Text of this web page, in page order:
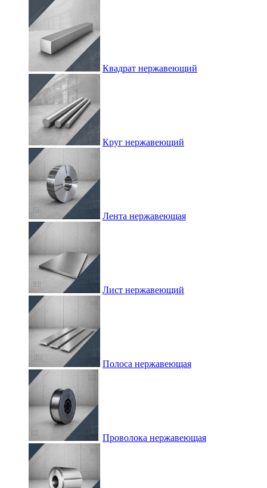
Квадрат нержавеющий
Круг нержавеющий
Лента нержавеющая
Лист нержавеющий
Полоса нержавеющая
Проволока нержавеющая